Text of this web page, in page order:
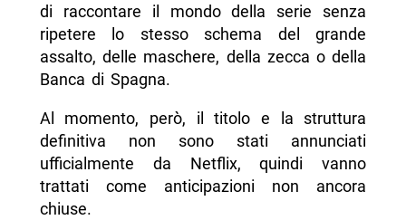
di raccontare il mondo della serie senza
ripetere lo stesso schema del grande
assalto, delle maschere, della zecca o della
Banca di Spagna.
Al momento, però, il titolo e la struttura
definitiva non sono stati annunciati
ufficialmente da Netflix, quindi vanno
trattati come anticipazioni non ancora
chiuse.